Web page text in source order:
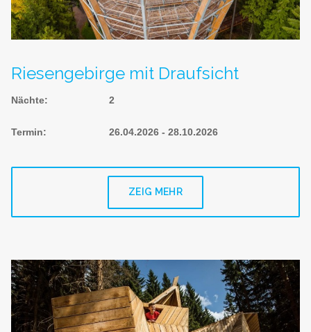
Riesengebirge mit Draufsicht
Nächte: 2
Termin: 26.04.2026 - 28.10.2026
ZEIG MEHR